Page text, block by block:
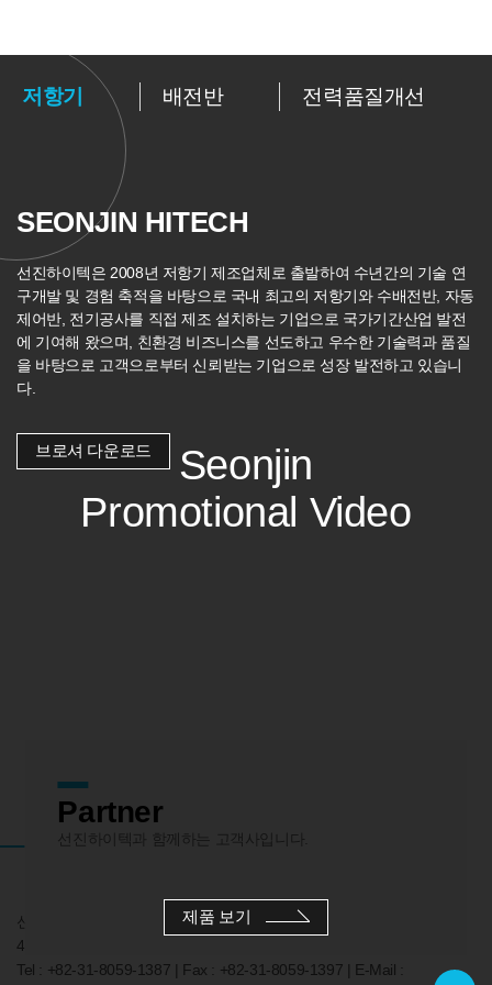
02 03
SEONJIN HITECH
선진하이텍은 2008년 저항기 제조업체로 출발하여 수년간의 기술 연
구개발 및 경험 축적을 바탕으로 국내 최고의 저항기와 수배전반, 자동
제어반, 전기공사를 직접 제조 설치하는 기업으로 국가기간산업 발전
에 기여해 왔으며,
친환경 비즈니스를 선도하고 우수한 기술력과 품질
을 바탕으로 고객으로부터 신뢰받는 기업으로 성장 발전하고 있습니
다.
브로셔 다운로드
저항기 배전반 전력품질개선
제품 보기
Seonjin
Promotional Video
Partner
선진하이텍과 함께하는 고객사입니다.
선진하이텍 Seonjin Hitech | 주소 : 경기도 화성시 향남읍 발안공단로
4길13 | 대표 : 백용호
Tel : +82-31-8059-1387 | Fax : +82-31-8059-1397 | E-Mail :